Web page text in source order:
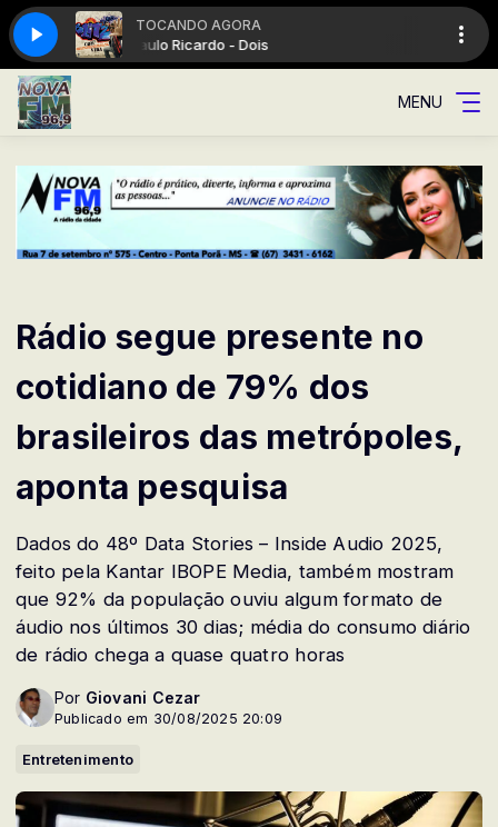
TOCANDO AGORA
Paulo Ricardo - Dois
MENU
Rádio segue presente no
cotidiano de 79% dos
brasileiros das metrópoles,
aponta pesquisa
Dados do 48º Data Stories – Inside Audio 2025,
feito pela Kantar IBOPE Media, também mostram
que 92% da população ouviu algum formato de
áudio nos últimos 30 dias; média do consumo diário
de rádio chega a quase quatro horas
Por Giovani Cezar
Publicado em 30/08/2025 20:09
Entretenimento